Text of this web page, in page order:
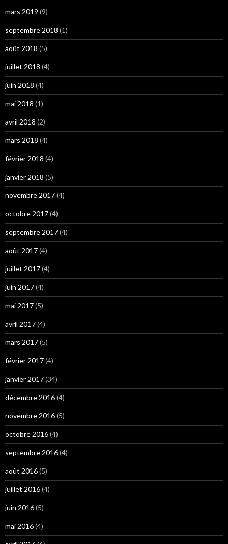
mars 2019 (9)
septembre 2018 (1)
août 2018 (5)
juillet 2018 (4)
juin 2018 (4)
mai 2018 (1)
avril 2018 (2)
mars 2018 (4)
février 2018 (4)
janvier 2018 (5)
novembre 2017(4)
octobre 2017(4)
septembre 2017(4)
août 2017(4)
juillet 2017(4)
juin 2017(4)
mai 2017(5)
avril 2017(4)
mars 2017(5)
février 2017(4)
janvier 2017(34)
décembre 2016(4)
novembre 2016(5)
octobre 2016(4)
septembre 2016(4)
août 2016(5)
juillet 2016(4)
juin 2016(5)
mai 2016(4)